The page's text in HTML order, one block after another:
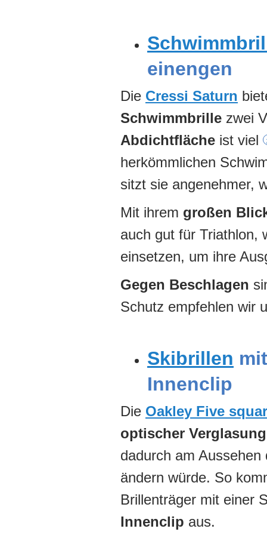
einengen
Die Cressi Saturn
Schwimmbrille zwei
Abdichtfläche ist viel
herkömmlichen
sitzt sie angenehmer,
Mit ihrem großen
auch gut für Triathlon,
einsetzen, um ihre
Gegen Beschlagen
Schutz empfehlen wir
Skibrillen
Innenclip
Die Oakley Five
optischer Verglasung
dadurch am Aussehen
ändern würde. So
Brillenträger mit einer
Innenclip aus.